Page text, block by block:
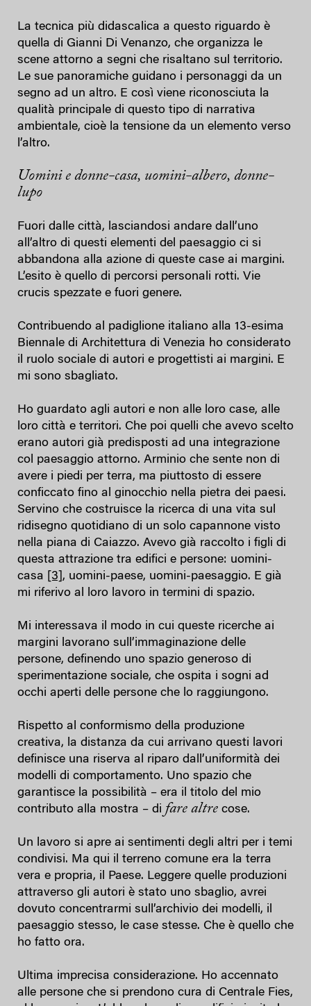
La tecnica più didascalica a questo riguardo è
quella di Gianni Di Venanzo, che organizza le
scene attorno a segni che risaltano sul territorio.
Le sue panoramiche guidano i personaggi da un
segno ad un altro. E così viene riconosciuta la
qualità principale di questo tipo di narrativa
ambientale, cioè la tensione da un elemento verso
l’altro.
Uomini e donne-casa, uomini-albero, donne-
lupo
Fuori dalle città, lasciandosi andare dall’uno
all’altro di questi elementi del paesaggio ci si
abbandona alla azione di queste case ai margini.
L’esito è quello di percorsi personali rotti. Vie
crucis spezzate e fuori genere.
Contribuendo al padiglione italiano alla 13-esima
Biennale di Architettura di Venezia ho considerato
il ruolo sociale di autori e progettisti ai margini. E
mi sono sbagliato.
Ho guardato agli autori e non alle loro case, alle
loro città e territori. Che poi quelli che avevo scelto
erano autori già predisposti ad una integrazione
col paesaggio attorno. Arminio che sente non di
avere i piedi per terra, ma piuttosto di essere
conficcato fino al ginocchio nella pietra dei paesi.
Servino che costruisce la ricerca di una vita sul
ridisegno quotidiano di un solo capannone visto
nella piana di Caiazzo. Avevo già raccolto i figli di
questa attrazione tra edifici e persone: uomini-
casa
[3] , uomini-paese, uomini-paesaggio. E già
mi riferivo al loro lavoro in termini di spazio.
Mi interessava il modo in cui queste ricerche ai
margini lavorano sull’immaginazione delle
persone, definendo uno spazio generoso di
sperimentazione sociale, che ospita i sogni ad
occhi aperti delle persone che lo raggiungono.
Rispetto al conformismo della produzione
creativa, la distanza da cui arrivano questi lavori
definisce una riserva al riparo dall’uniformità dei
modelli di comportamento. Uno spazio che
garantisce la possibilità – era il titolo del mio
contributo alla mostra – di fare altre cose.
Un lavoro si apre ai sentimenti degli altri per i temi
condivisi. Ma qui il terreno comune era la terra
vera e propria, il Paese. Leggere quelle produzioni
attraverso gli autori è stato uno sbaglio, avrei
dovuto concentrarmi sull’archivio dei modelli, il
paesaggio stesso, le case stesse. Che è quello che
ho fatto ora.
Ultima imprecisa considerazione. Ho accennato
alle persone che si prendono cura di Centrale Fies,